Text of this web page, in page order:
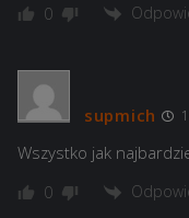
0
supmich
Wszystko jak
0